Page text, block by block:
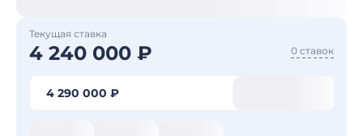
Текущая ставка
4 240 000 ₽ 0 ставок
4 290 000 ₽